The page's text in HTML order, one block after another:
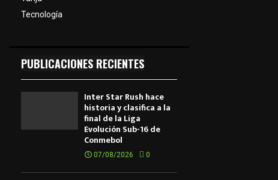
Tecnología
PUBLICACIONES RECIENTES
Inter Star Rush hace
historia y clasifica a la
final de la Liga
Evolución Sub-16 de
Conmebol
07/08/2026 0